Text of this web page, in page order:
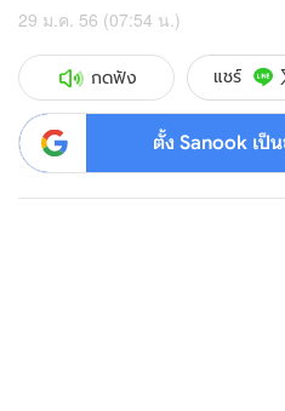
29 ม.ค. 56 (07:54 น.)
กดฟัง แชร์
ตั้ง Sanook เป็